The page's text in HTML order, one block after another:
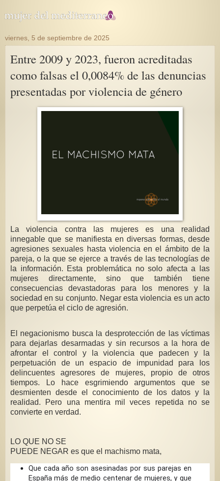
viernes, 5 de septiembre de 2025
Entre 2009 y 2023, fueron acreditadas
como falsas el 0,0084% de las denuncias
presentadas por violencia de género
La violencia contra las mujeres es una realidad
innegable que se manifiesta en diversas formas, desde
agresiones sexuales hasta violencia en el ámbito de la
pareja, o la que se ejerce a través de las tecnologías de
la información. Esta problemática no solo afecta a las
mujeres directamente, sino que también tiene
consecuencias devastadoras para los menores y la
sociedad en su conjunto. Negar esta violencia es un acto
que perpetúa el ciclo de agresión.
El negacionismo busca la desprotección de las víctimas
para dejarlas desarmadas y sin recursos a la hora de
afrontar el control y la violencia que padecen y la
perpetuación de un espacio de impunidad para los
delincuentes agresores de mujeres, propio de otros
tiempos. Lo hace esgrimiendo argumentos que se
desmienten desde el conocimiento de los datos y la
realidad. Pero una mentira mil veces repetida no se
convierte en verdad.
LO QUE NO SE
PUEDE NEGAR es que el machismo mata,
Que cada año son asesinadas por sus parejas en
España más de medio centenar de mujeres, y que